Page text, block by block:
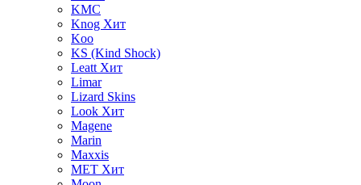
KMC
Knog Хит
Koo
KS (Kind Shock)
Leatt Хит
Limar
Lizard Skins
Look Хит
Magene
Marin
Maxxis
MET Хит